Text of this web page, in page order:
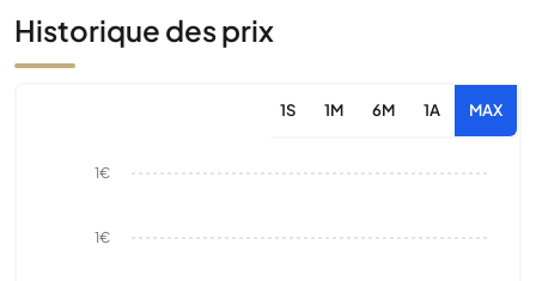
Historique des prix
1S 1M 6M 1A MAX
1€
1€